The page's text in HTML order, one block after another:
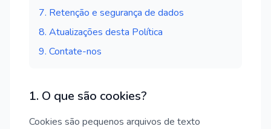
7. Retenção e segurança de dados
8. Atualizações desta Política
9. Contate-nos
1. O que são cookies?
Cookies são pequenos arquivos de texto